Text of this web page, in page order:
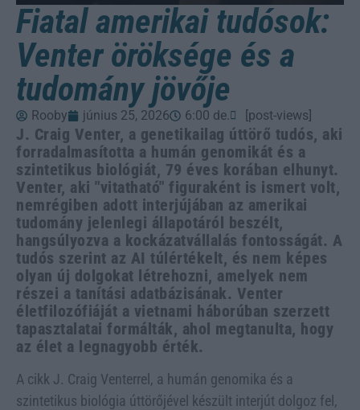
Fiatal amerikai tudósok:
Venter öröksége és a
tudomány jövője
Rooby június 25, 2026 6:00 de. [post-views]
J. Craig Venter, a genetikailag úttörő tudós, aki
forradalmasította a humán genomikát és a
szintetikus biológiát, 79 éves korában elhunyt.
Venter, aki "vitatható" figuraként is ismert volt,
nemrégiben adott interjújában az amerikai
tudomány jelenlegi állapotáról beszélt,
hangsúlyozva a kockázatvállalás fontosságát. A
tudós szerint az AI túlértékelt, és nem képes
olyan új dolgokat létrehozni, amelyek nem
részei a tanítási adatbázisának. Venter
életfilozófiáját a vietnami háborúban szerzett
tapasztalatai formálták, ahol megtanulta, hogy
az élet a legnagyobb érték.
A cikk J. Craig Venterrel, a humán genomika és a
szintetikus biológia úttörőjével készült interjút dolgoz fel,